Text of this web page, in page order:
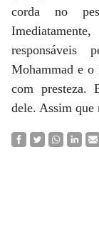
corda no
responsáveis
Mohammad e
com presteza.
dele. Assim que